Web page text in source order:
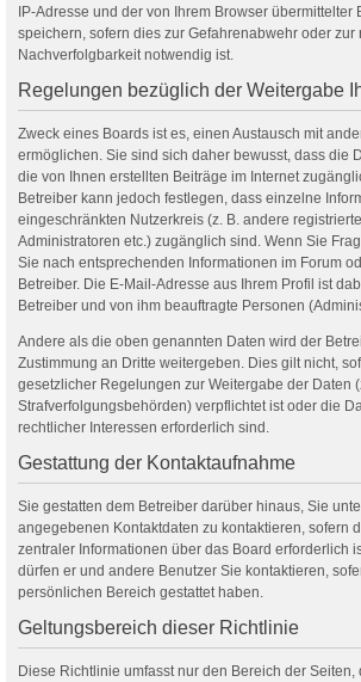
IP-Adresse und der von Ihrem Browser übermittelter
speichern, sofern dies zur Gefahrenabwehr oder zur
Nachverfolgbarkeit notwendig ist.
Regelungen bezüglich der Weitergabe
Zweck eines Boards ist es, einen Austausch mit
ermöglichen. Sie sind sich daher bewusst, dass die
die von Ihnen erstellten Beiträge im Internet
Betreiber kann jedoch festlegen, dass einzelne
eingeschränkten Nutzerkreis (z. B. andere
Administratoren etc.) zugänglich sind. Wenn Sie
Sie nach entsprechenden Informationen im Forum
Betreiber. Die E-Mail-Adresse aus Ihrem Profil ist
Betreiber und von ihm beauftragte Personen
Andere als die oben genannten Daten wird der
Zustimmung an Dritte weitergeben. Dies gilt nicht,
gesetzlicher Regelungen zur Weitergabe der Daten
Strafverfolgungsbehörden) verpflichtet ist oder die
rechtlicher Interessen erforderlich sind.
Gestattung der Kontaktaufnahme
Sie gestatten dem Betreiber darüber hinaus, Sie
angegebenen Kontaktdaten zu kontaktieren, sofern
zentraler Informationen über das Board erforderlich
dürfen er und andere Benutzer Sie kontaktieren,
persönlichen Bereich gestattet haben.
Geltungsbereich dieser Richtlinie
Diese Richtlinie umfasst nur den Bereich der Seiten,